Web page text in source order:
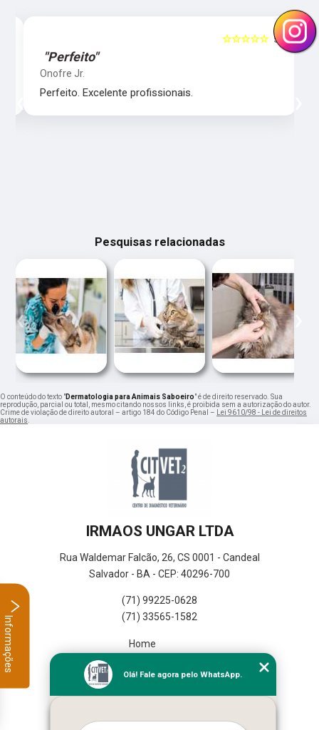
5
☆☆☆☆☆
"Perfeito"
Onofre Jr.
Perfeito. Excelente profissionais.
‹
Pesquisas relacionadas
‹ ›
O conteúdo do texto "Dermatologia para Animais Saboeiro" é de direito reservado. Sua
reprodução, parcial ou total, mesmo citando nossos links, é proibida sem a autorização do autor.
Crime de violação de direito autoral – artigo 184 do Código Penal –
Lei 9610/98 - Lei de direitos
autorais
IRMAOS UNGAR LTDA
Rua Waldemar Falcão, 26, CS 0001 - Candeal
Salvador - BA - CEP: 40296-700
(71) 99225-0628
(71) 33565-1582
Home
Missão
Olá! Fale agora pelo WhatsApp.
Informações